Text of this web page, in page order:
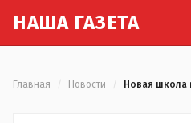
НАША ГАЗЕТА
Главная Новости